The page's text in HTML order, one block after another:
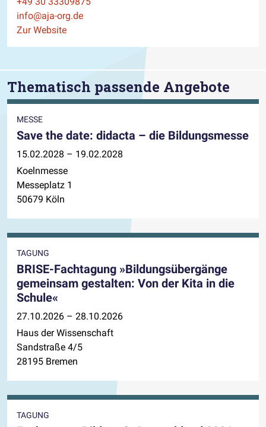
E-Mail
info@aja-org.de
Website
Zur Website
Thematisch passende Angebote
MESSE
Save the date: didacta – die Bildungsmesse
15.02.2028 – 19.02.2028
Koelnmesse
Messeplatz 1
50679 Köln
TAGUNG
BRISE-Fachtagung »Bildungsübergänge
gemeinsam gestalten: Von der Kita in die
Schule«
27.10.2026 – 28.10.2026
Haus der Wissenschaft
Sandstraße 4/5
28195 Bremen
TAGUNG